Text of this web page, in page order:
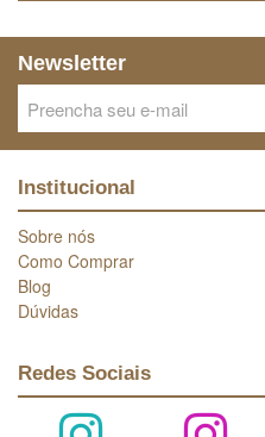
Newsletter
Institucional
Sobre nós
Como Comprar
Blog
Dúvidas
Redes Sociais